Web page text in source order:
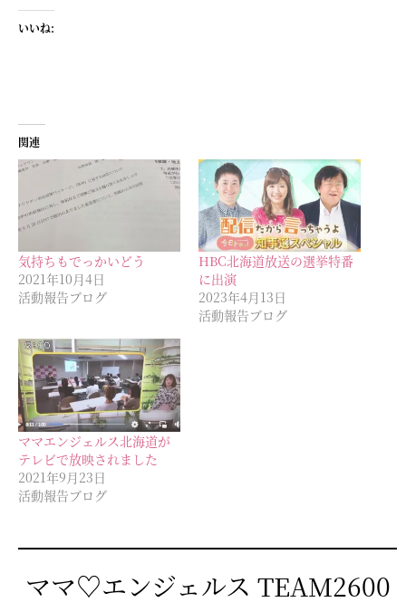
いいね:
関連
気持ちもでっかいどう
2021年10月4日
活動報告ブログ
HBC北海道放送の選挙特番
に出演
2023年4月13日
活動報告ブログ
ママエンジェルス北海道が
テレビで放映されました
2021年9月23日
活動報告ブログ
ママ♡エンジェルス TEAM2600